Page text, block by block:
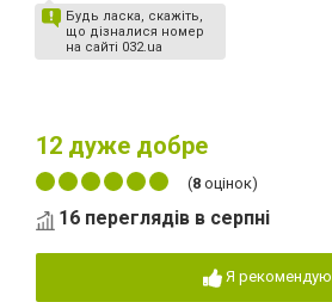
Будь ласка, скажіть,
що дізналися номер
на сайті 032.ua
12 дуже добре
(8 оцінок)
16 переглядів в серпні
Я рекомендую